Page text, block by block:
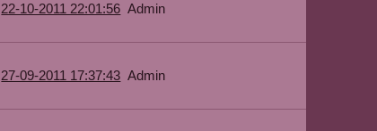
22-10-2011 22:01:56 Admin
27-09-2011 17:37:43 Admin